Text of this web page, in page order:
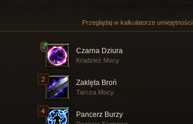
Przeglądaj w kalkulatorze umiejętności
Czarna Dziura
Kradzież Mocy
Zaklęta Broń
Tarcza Mocy
Pancerz Burzy